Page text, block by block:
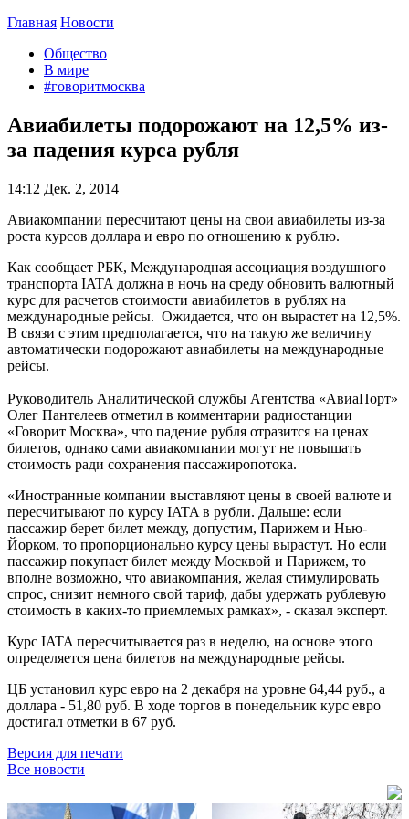
Главная Новости
Общество
В мире
#говоритмосква
Авиабилеты подорожают на 12,5% из-
за падения курса рубля
14:12 Дек. 2, 2014
Авиакомпании пересчитают цены на свои авиабилеты из-за
роста курсов доллара и евро по отношению к рублю.
Как сообщает РБК, Международная ассоциация воздушного
транспорта IATA должна в ночь на среду обновить валютный
курс для расчетов стоимости авиабилетов в рублях на
международные рейсы. Ожидается, что он вырастет на 12,5%.
В связи с этим предполагается, что на такую же величину
автоматически подорожают авиабилеты на международные
рейсы.
Руководитель Аналитической службы Агентства «АвиаПорт»
Олег Пантелеев отметил в комментарии радиостанции
«Говорит Москва», что падение рубля отразится на ценах
билетов, однако сами авиакомпании могут не повышать
стоимость ради сохранения пассажиропотока.
«Иностранные компании выставляют цены в своей валюте и
пересчитывают по курсу IATA в рубли. Дальше: если
пассажир берет билет между, допустим, Парижем и Нью-
Йорком, то пропорционально курсу цены вырастут. Но если
пассажир покупает билет между Москвой и Парижем, то
вполне возможно, что авиакомпания, желая стимулировать
спрос, снизит немного свой тариф, дабы удержать рублевую
стоимость в каких-то приемлемых рамках», - сказал эксперт.
Курс IATA пересчитывается раз в неделю, на основе этого
определяется цена билетов на международные рейсы.
ЦБ установил курс евро на 2 декабря на уровне 64,44 руб., а
доллара - 51,80 руб. В ходе торгов в понедельник курс евро
достигал отметки в 67 руб.
Версия для печати
Все новости